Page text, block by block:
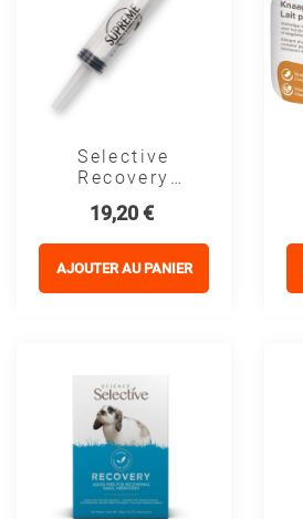
Selective
Recovery
Supreme Pet
Food
Prix
19,20 €
AJOUTER AU PANIER